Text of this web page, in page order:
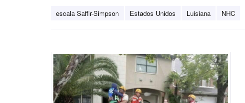
escala Saffir-Simpson Estados Unidos Luisiana NHC